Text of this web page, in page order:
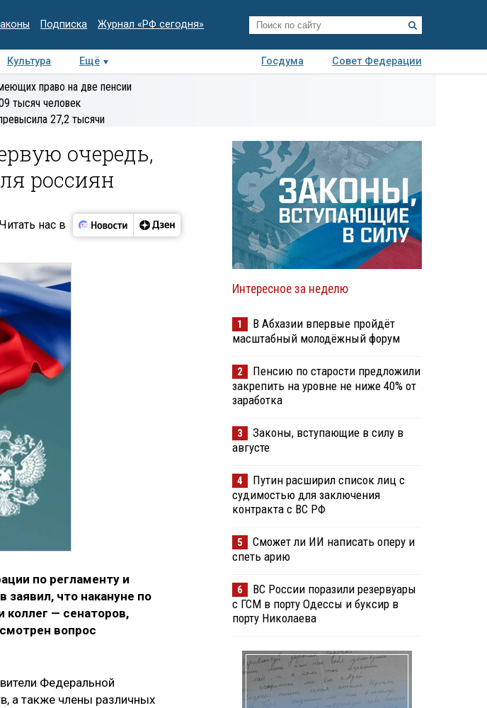
Подписка Журнал «РФ сегодня»
Культура Ещё Госдума
Совет Федерации
Колумнисты
Деловая
право на две пенсии
тысяч человек
27,2 тысячи
очередь,
россиян
Читать нас в
по регламенту и
заявил, что накануне по
— сенаторов,
вопрос
Федеральной
а также члены различных
Интересное за неделю
1
В Абхазии впервые пройдёт
масштабный молодёжный форум
2
Пенсию по старости предложили
закрепить на уровне не ниже 40% от
заработка
3
Законы, вступающие в силу в
августе
4
Путин расширил список лиц с
судимостью для заключения
контракта с ВС РФ
5
Сможет ли ИИ написать оперу и
спеть арию
6
ВС России поразили резервуары
с ГСМ в порту Одессы и буксир в
порту Николаева